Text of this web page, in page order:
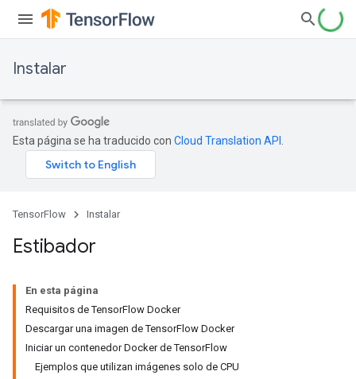
Instalar
Esta página se ha traducido con Cloud Translation API
TensorFlow Instalar
Estibador
En esta página
Requisitos de TensorFlow Docker
Descargar una imagen de TensorFlow Docker
Iniciar un contenedor Docker de TensorFlow
Ejemplos que utilizan imágenes solo de CPU